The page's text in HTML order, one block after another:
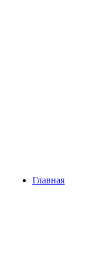
Главная